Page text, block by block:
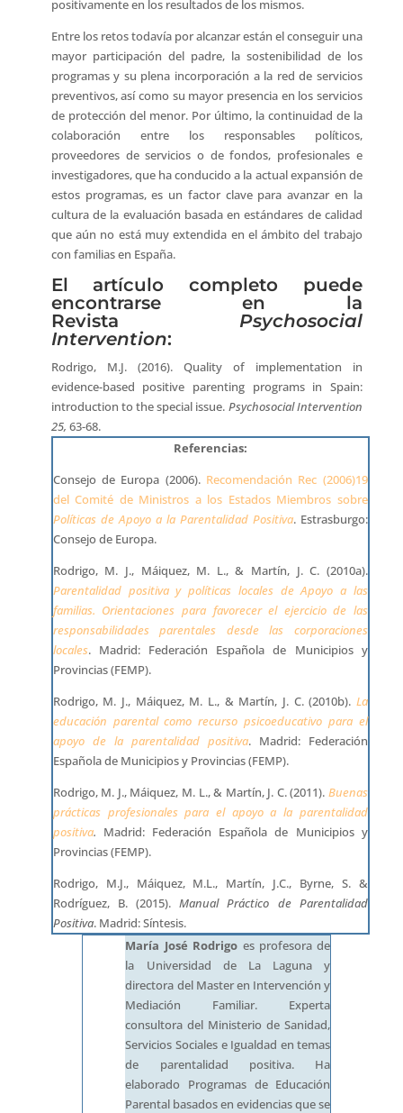
positivamente en los resultados de los mismos.
Entre los retos todavía por alcanzar están el conseguir una
mayor participación del padre, la sostenibilidad de los
programas y su plena incorporación a la red de servicios
preventivos, así como su mayor presencia en los servicios
de protección del menor. Por último, la continuidad de la
colaboración entre los responsables políticos,
proveedores de servicios o de fondos, profesionales e
investigadores, que ha conducido a la actual expansión de
estos programas, es un factor clave para avanzar en la
cultura de la evaluación basada en estándares de calidad
que aún no está muy extendida en el ámbito del trabajo
con familias en España.
El artículo completo puede
encontrarse en la
Revista Psychosocial
Intervention:
Rodrigo, M.J. (2016). Quality of implementation in
evidence-based positive parenting programs in Spain:
introduction to the special issue. Psychosocial Intervention
25, 63-68.
Referencias:
Consejo de Europa (2006). Recomendación Rec (2006)19
del Comité de Ministros a los Estados Miembros sobre
Políticas de Apoyo a la Parentalidad Positiva. Estrasburgo:
Consejo de Europa.
Rodrigo, M. J., Máiquez, M. L., & Martín, J. C. (2010a).
Parentalidad positiva y políticas locales de Apoyo a las
familias. Orientaciones para favorecer el ejercicio de las
responsabilidades parentales desde las corporaciones
locales. Madrid: Federación Española de Municipios y
Provincias (FEMP).
Rodrigo, M. J., Máiquez, M. L., & Martín, J. C. (2010b). La
educación parental como recurso psicoeducativo para el
apoyo de la parentalidad positiva. Madrid: Federación
Española de Municipios y Provincias (FEMP).
Rodrigo, M. J., Máiquez, M. L., & Martín, J. C. (2011). Buenas
prácticas profesionales para el apoyo a la parentalidad
positiva. Madrid: Federación Española de Municipios y
Provincias (FEMP).
Rodrigo, M.J., Máiquez, M.L., Martín, J.C., Byrne, S. &
Rodríguez, B. (2015).Manual Práctico de Parentalidad
Positiva. Madrid: Síntesis.
María José Rodrigo es profesora de
la Universidad de La Laguna y
directora del Master en Intervención y
Mediación Familiar. Experta
consultora del Ministerio de Sanidad,
Servicios Sociales e Igualdad en temas
de parentalidad positiva. Ha
elaborado Programas de Educación
Parental basados en evidencias que se